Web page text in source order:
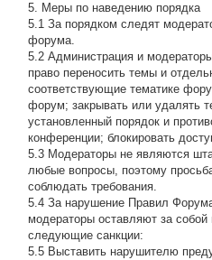
5. Меры по наведению порядка
5.1 За порядком следят
форума.
5.2 Администрация и
право переносить темы и
соответствующие тематике
форум; закрывать или удалять
установленный порядок и
конференции; блокировать
5.3 Модераторы не являются
любые вопросы, поэтому
соблюдать требования.
5.4 За нарушение Правил
модераторы оставляют за собой
следующие санкции:
5.5 Выставить нарушителю